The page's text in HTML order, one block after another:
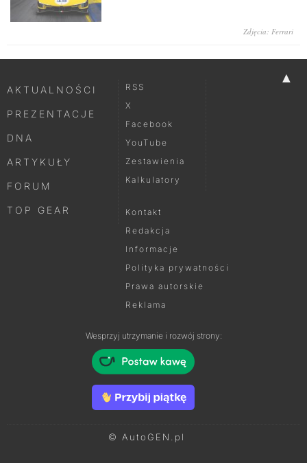
Zdjęcia: Ferrari
▲
AKTUALNOŚCI
PREZENTACJE
DNA
ARTYKUŁY
FORUM
TOP GEAR
RSS
X
Facebook
YouTube
Zestawienia
Kalkulatory
Kontakt
Redakcja
Informacje
Polityka prywatności
Prawa autorskie
Reklama
Wesprzyj utrzymanie i rozwój strony:
© AutoGEN.pl